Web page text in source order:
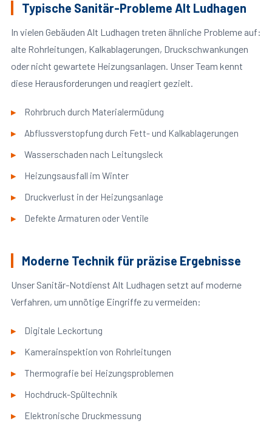
Typische Sanitär-Probleme Alt Ludhagen
In vielen Gebäuden Alt Ludhagen treten ähnliche Probleme auf:
alte Rohrleitungen, Kalkablagerungen, Druckschwankungen
oder nicht gewartete Heizungsanlagen. Unser Team kennt
diese Herausforderungen und reagiert gezielt.
Rohrbruch durch Materialermüdung
Abflussverstopfung durch Fett- und Kalkablagerungen
Wasserschaden nach Leitungsleck
Heizungsausfall im Winter
Druckverlust in der Heizungsanlage
Defekte Armaturen oder Ventile
Moderne Technik für präzise Ergebnisse
Unser Sanitär-Notdienst Alt Ludhagen setzt auf moderne
Verfahren, um unnötige Eingriffe zu vermeiden:
Digitale Leckortung
Kamerainspektion von Rohrleitungen
Thermografie bei Heizungsproblemen
Hochdruck-Spültechnik
Elektronische Druckmessung